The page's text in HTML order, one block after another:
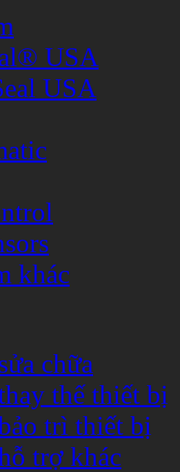
USA
USA
khác
chữa
thế thiết bị
trì thiết bị
trợ khác